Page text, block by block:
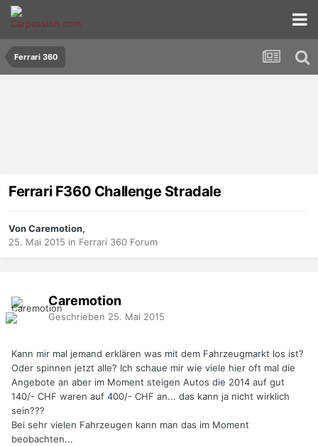
Ferrari 360
Ferrari F360 Challenge Stradale
Von Caremotion,
25. Mai 2015 in Ferrari 360 Forum
Caremotion
Geschrieben 25. Mai 2015
Kann mir mal jemand erklären was mit dem Fahrzeugmarkt los ist?
Oder spinnen jetzt alle? Ich schaue mir wie viele hier oft mal die
Angebote an aber im Moment steigen Autos die 2014 auf gut
140/- CHF waren auf 400/- CHF an... das kann ja nicht wirklich
sein???
Bei sehr vielen Fahrzeugen kann man das im Moment
beobachten...